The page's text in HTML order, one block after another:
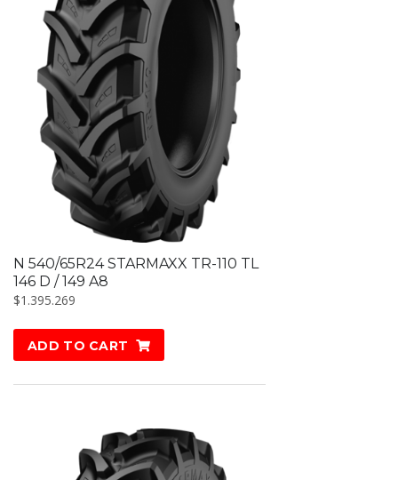
N 540/65R24 STARMAXX TR-110 TL
146 D / 149 A8
$1.395.269
ADD TO CART